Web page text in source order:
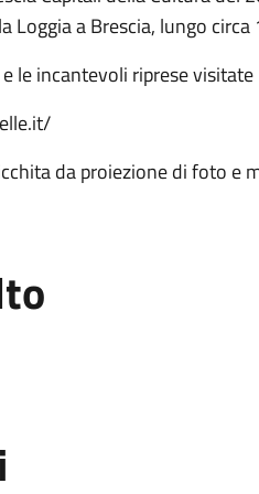
Loggia a Brescia, lungo
le incantevoli riprese
da proiezione di foto e